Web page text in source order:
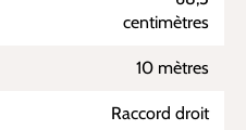
centimètres
10 mètres
Raccord droit